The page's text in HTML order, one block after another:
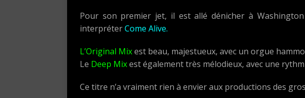
Pour son premier jet, il est allé dénicher à Washington
interpréterCome Alive.
L’Original Mixest beau, majestueux, avec un orgue
Le Deep Mixest également très mélodieux, avec une
Ce titre n’a vraiment rien à envier aux productions des